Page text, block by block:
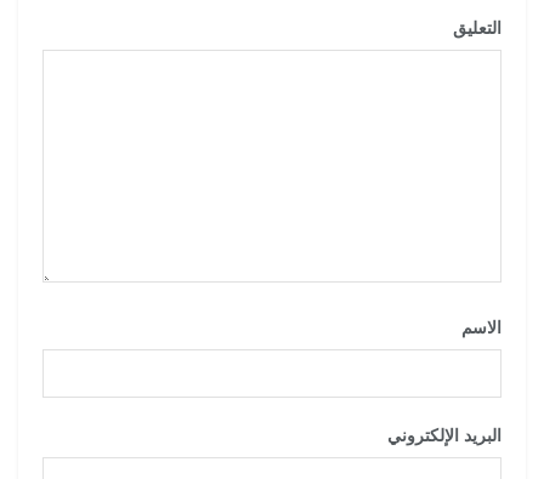
التعليق
الاسم
البريد الإلكتروني